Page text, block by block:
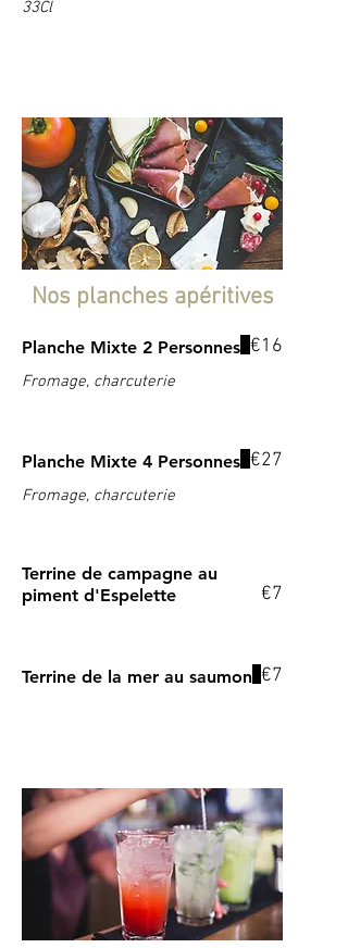
33Cl
Nos planches apéritives
Planche Mixte 2 Personnes
Fromage, charcuterie
€16
Planche Mixte 4 Personnes
Fromage, charcuterie
€27
Terrine de campagne au
piment d'Espelette
€7
Terrine de la mer au saumon €7